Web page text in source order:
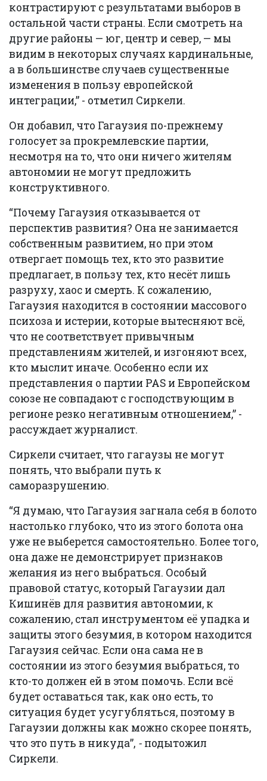
контрастируют с результатами выборов в
остальной части страны. Если смотреть на
другие районы — юг, центр и север, — мы
видим в некоторых случаях кардинальные,
а в большинстве случаев существенные
изменения в пользу европейской
интеграции,” - отметил Сиркели.
Он добавил, что Гагаузия по-прежнему
голосует за прокремлевские партии,
несмотря на то, что они ничего жителям
автономии не могут предложить
конструктивного.
“Почему Гагаузия отказывается от
перспектив развития? Она не занимается
собственным развитием, но при этом
отвергает помощь тех, кто это развитие
предлагает, в пользу тех, кто несёт лишь
разруху, хаос и смерть. К сожалению,
Гагаузия находится в состоянии массового
психоза и истерии, которые вытесняют всё,
что не соответствует привычным
представлениям жителей, и изгоняют всех,
кто мыслит иначе. Особенно если их
представления о партии PAS и Европейском
союзе не совпадают с господствующим в
регионе резко негативным отношением,” -
рассуждает журналист.
Сиркели считает, что гагаузы не могут
понять, что выбрали путь к
саморазрушению.
“Я думаю, что Гагаузия загнала себя в болото
настолько глубоко, что из этого болота она
уже не выберется самостоятельно. Более того,
она даже не демонстрирует признаков
желания из него выбраться. Особый
правовой статус, который Гагаузии дал
Кишинёв для развития автономии, к
сожалению, стал инструментом её упадка и
защиты этого безумия, в котором находится
Гагаузия сейчас. Если она сама не в
состоянии из этого безумия выбраться, то
кто-то должен ей в этом помочь. Если всё
будет оставаться так, как оно есть, то
ситуация будет усугубляться, поэтому в
Гагаузии должны как можно скорее понять,
что это путь в никуда”, - подытожил
Сиркели.